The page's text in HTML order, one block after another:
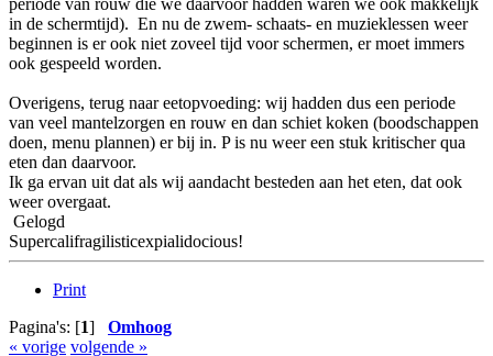
periode van rouw die we daarvoor hadden waren we ook makkelijk
in de schermtijd). En nu de zwem- schaats- en muzieklessen weer
beginnen is er ook niet zoveel tijd voor schermen, er moet immers
ook gespeeld worden.
Overigens, terug naar eetopvoeding: wij hadden dus een periode
van veel mantelzorgen en rouw en dan schiet koken (boodschappen
doen, menu plannen) er bij in. P is nu weer een stuk kritischer qua
eten dan daarvoor.
Ik ga ervan uit dat als wij aandacht besteden aan het eten, dat ook
weer overgaat.
Gelogd
Supercalifragilisticexpialidocious!
Print
Pagina's: [1] Omhoog
« vorige volgende »